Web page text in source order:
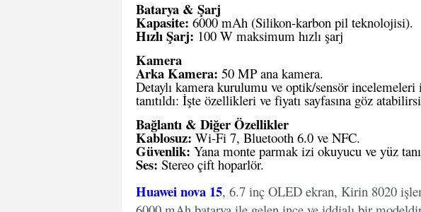
Batarya & Şarj
Kapasite: 6000 mAh (Silikon-karbon pil teknolojisi).
Hızlı Şarj: 100 W maksimum hızlı şarj
Kamera
Arka Kamera: 50 MP ana kamera.
Detaylı kamera kurulumu ve optik/sensör incelemeleri
tanıtıldı: İşte özellikleri ve fiyatı sayfasına göz
Bağlantı & Diğer Özellikler
Kablosuz: Wi-Fi 7, Bluetooth 6.0 ve NFC.
Güvenlik: Yana monte parmak izi okuyucu ve yüz
Ses: Stereo çift hoparlör.
Huawei nova 15, 6.7 inç OLED ekran, Kirin 8020